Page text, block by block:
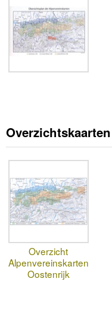
Overzichtskaarten
Overzicht
Alpenvereinskarten
Oostenrijk